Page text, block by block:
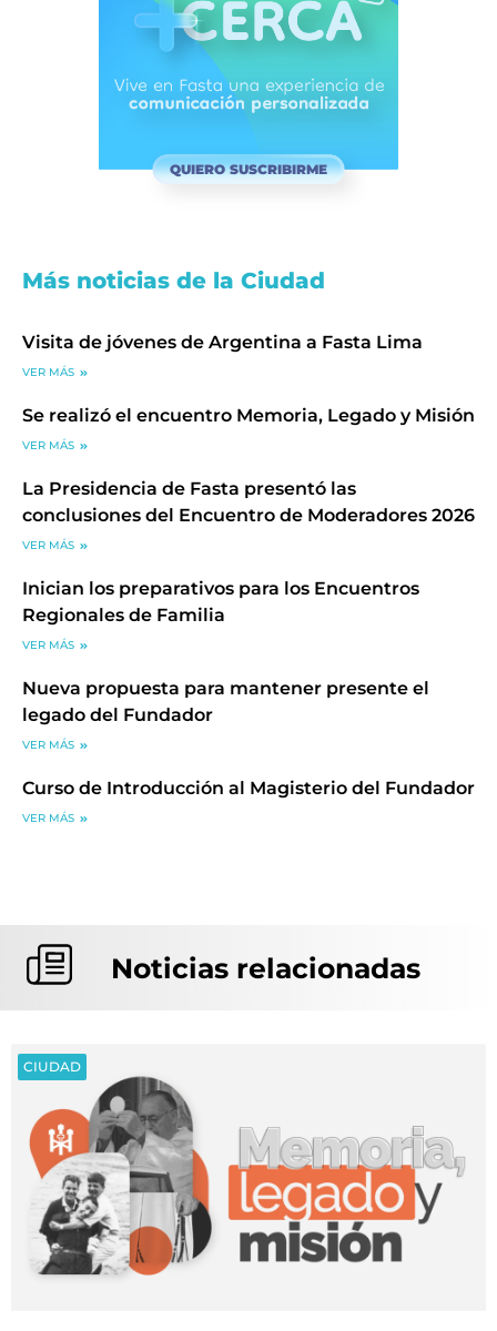
QUIERO SUSCRIBIRME
Más noticias de la Ciudad
Visita de jóvenes de Argentina a Fasta Lima
VER MÁS
Se realizó el encuentro Memoria, Legado y Misión
VER MÁS
La Presidencia de Fasta presentó las
conclusiones del Encuentro de Moderadores 2026
VER MÁS
Inician los preparativos para los Encuentros
Regionales de Familia
VER MÁS
Nueva propuesta para mantener presente el
legado del Fundador
VER MÁS
Curso de Introducción al Magisterio del Fundador
VER MÁS
Noticias relacionadas
CIUDAD